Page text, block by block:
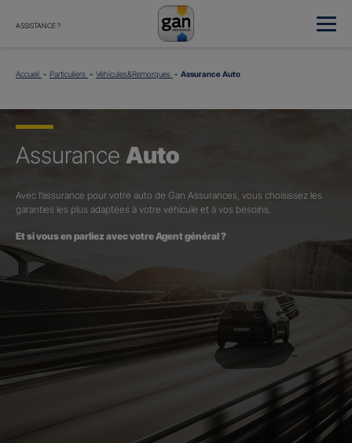
ASSISTANCE ?
Accueil Particuliers Véhicules&Remorques Assurance Auto
Assurance Auto
Avec l’assurance pour votre auto de Gan Assurances, vous choisissez les
garanties les plus adaptées à votre véhicule et à vos besoins.
Et si vous en parliez avec votre Agent général ?